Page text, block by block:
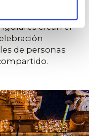
experiencias
plazas,
crean el
de personas